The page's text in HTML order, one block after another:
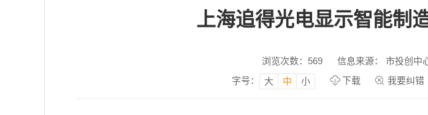
上海追得光电显示智能制
浏览次数： 569 信息来源： 市投创中
字号：
大 中 小 下载 我要纠错